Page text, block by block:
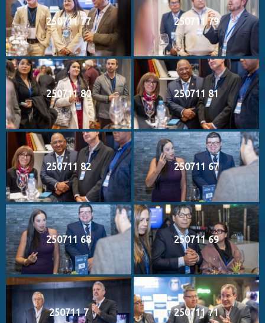
250711 77 250711 79
250711 80 250711 81
250711 82 250711 67
250711 68 250711 69
250711 7 250711 71